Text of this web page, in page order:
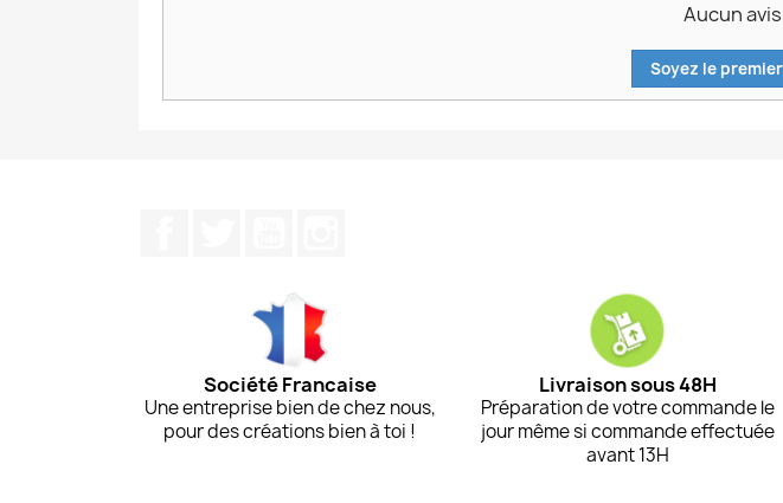
Aucun
Soyez le
Société Francaise
Une entreprise bien de chez nous,
pour des créations bien à toi !
Livraison sous 48H
Préparation de votre commande le
jour même si commande effectuée
avant 13H